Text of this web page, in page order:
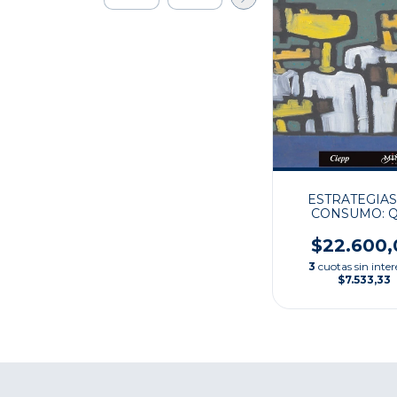
CONSUMO:
ARGENTINOS
COMEN
3 cuotas sin
$7.533,33